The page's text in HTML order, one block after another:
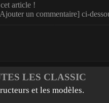
article !
un commentaire] ci-
LES CLASSIC
et les modèles.